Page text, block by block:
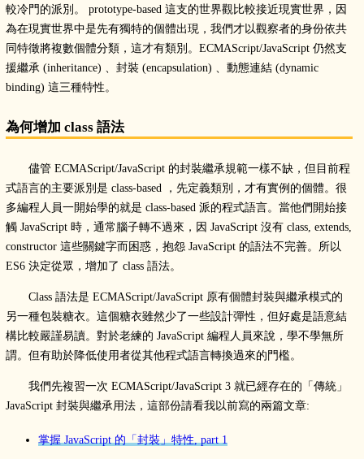
較冷門的派別。 prototype-based 這支的世界觀比較接近現實世界，因
為在現實世界中是先有獨特的個體出現，我們才以觀察者的身份依共
同特徵將複數個體分類，這才有類別。ECMAScript/JavaScript 仍然支
援繼承 (inheritance) 、封裝 (encapsulation) 、動態連結 (dynamic
binding) 這三種特性。
為何增加 class 語法
儘管 ECMAScript/JavaScript 的封裝繼承規範一樣不缺，但目前程
式語言的主要派別是 class-based ，先定義類別，才有實例的個體。很
多編程人員一開始學的就是 class-based 派的程式語言。當他們開始接
觸 JavaScript 時，通常腦子轉不過來，因 JavaScript 沒有 class, extends,
constructor 這些關鍵字而困惑，抱怨 JavaScript 的語法不完善。所以
ES6 決定從眾，增加了 class 語法。
Class 語法是 ECMAScript/JavaScript 原有個體封裝與繼承模式的
另一種包裝糖衣。這個糖衣雖然少了一些設計彈性，但好處是語意結
構比較嚴謹易讀。對於老練的 JavaScript 編程人員來說，學不學無所
謂。但有助於降低使用者從其他程式語言轉換過來的門檻。
我們先複習一次 ECMAScript/JavaScript 3 就已經存在的「傳統」
JavaScript 封裝與繼承用法，這部份請看我以前寫的兩篇文章:
掌握 JavaScript 的「封裝」特性, part 1